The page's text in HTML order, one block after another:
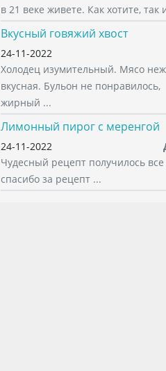
в 21 веке живете. Как хотите, так
Вкусный говяжий хвост
24-11-2022
Холодец изумительный. Мясо
вкусная. Бульон не понравилось,
жирный ...
Лимонный пирог с меренгой
24-11-2022
Чудесный рецепт получилось все
спасибо за рецепт ...